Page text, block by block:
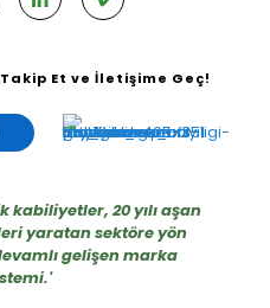
Et ve İletişime Geç!
20 yılı aşan
yaratan sektöre yön
gelişen marka